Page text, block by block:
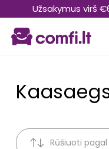
Translation
missing:
Užsakymus virš
Rūšiuoti pagal